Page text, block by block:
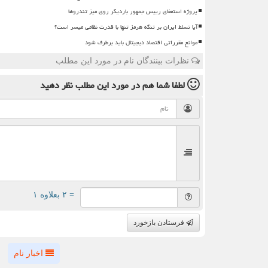
پروژه استعفای رییس جمهور باردیگر روی میز تندروها
آیا تسلط ایران بر تنگه هرمز تنها با قدرت نظامی میسر است؟
موانع مقرراتی اقتصاد دیجیتال باید برطرف شود
نظرات بینندگان نام در مورد این مطلب
لطفا شما همدر مورد این مطلبنظر دهید
= ۲ بعلاوه ۱
فرستادن بازخورد
اخبار نام